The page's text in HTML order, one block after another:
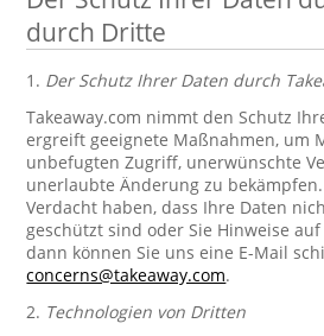
durch Dritte
1. Der Schutz Ihrer Daten durch
Takeaway.com nimmt den Schutz
ergreift geeignete Maßnahmen, um
unbefugten Zugriff, unerwünschte
unerlaubte Änderung zu
Verdacht haben, dass Ihre Daten
geschützt sind oder Sie Hinweise
dann können Sie uns eine E-Mail
concerns@takeaway.com.
2. Technologien von Dritten